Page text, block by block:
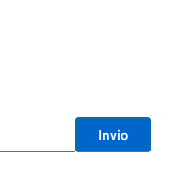
Invio